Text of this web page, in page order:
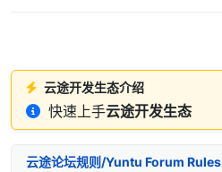
云途开发生态介绍
快速上手云途开发生态
云途论坛规则/Yuntu Forum Rules